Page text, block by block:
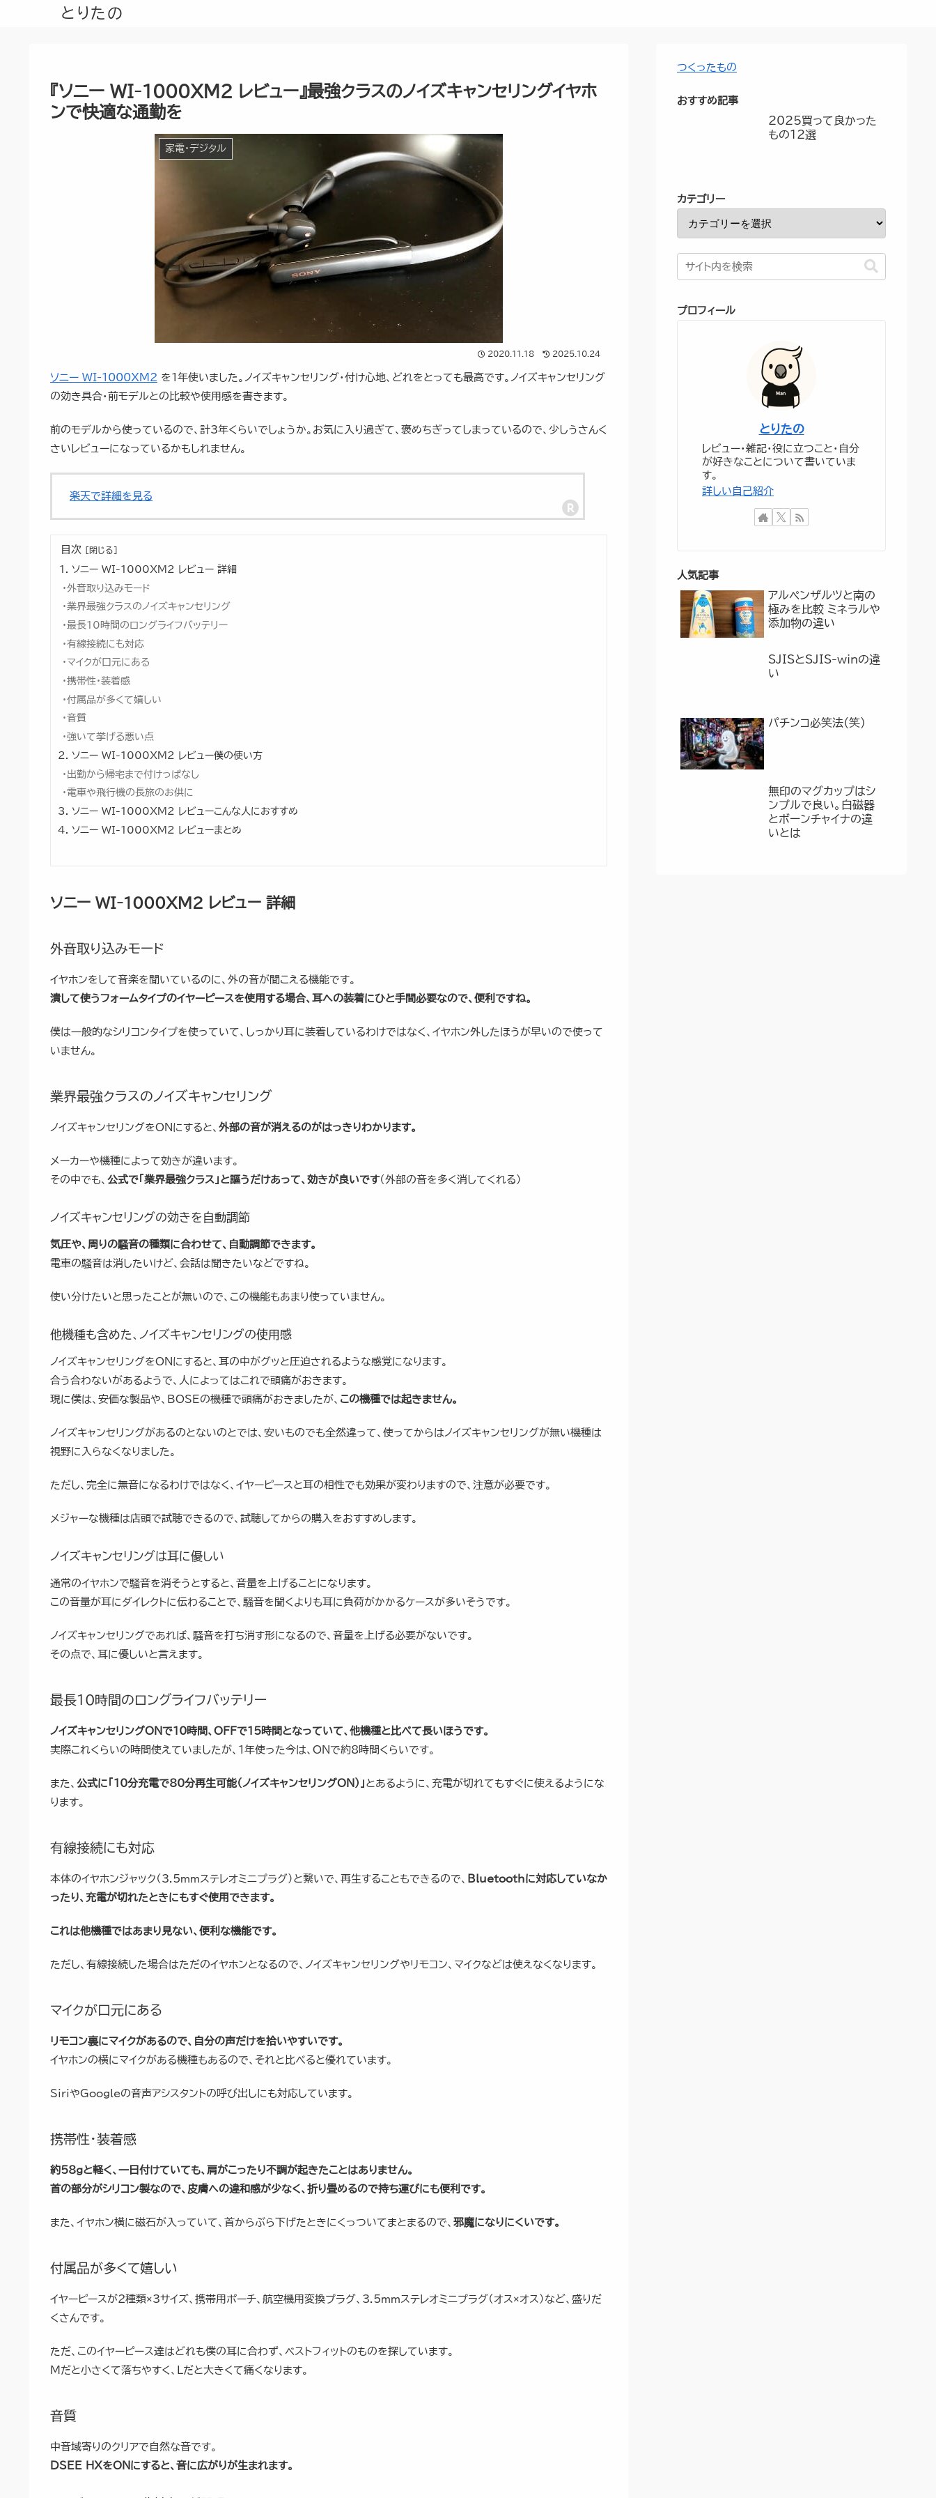
とりたの
『ソニー WI-1000XM2 レビュー』最強クラスのノイズキャンセリングイヤホ
ンで快適な通勤を
家電・デジタル
2020.11.18 2025.10.24
ソニー WI-1000XM2 を1年使いました。ノイズキャンセリング・付け心地、どれをとっても最高です。ノイズキャンセリング
の効き具合・前モデルとの比較や使用感を書きます。
前のモデルから使っているので、計3年くらいでしょうか。お気に入り過ぎて、褒めちぎってしまっているので、少しうさんく
さいレビューになっているかもしれません。
楽天で詳細を見る
目次
ソニー WI-1000XM2 レビュー 詳細
外音取り込みモード
業界最強クラスのノイズキャンセリング
最長10時間のロングライフバッテリー
有線接続にも対応
マイクが口元にある
携帯性・装着感
付属品が多くて嬉しい
音質
強いて挙げる悪い点
ソニー WI-1000XM2 レビュー僕の使い方
出勤から帰宅まで付けっぱなし
電車や飛行機の長旅のお供に
ソニー WI-1000XM2 レビューこんな人におすすめ
ソニー WI-1000XM2 レビューまとめ
ソニー WI-1000XM2 レビュー 詳細
外音取り込みモード
イヤホンをして音楽を聞いているのに、外の音が聞こえる機能です。
潰して使うフォームタイプのイヤーピースを使用する場合、耳への装着にひと手間必要なので、便利ですね。
僕は一般的なシリコンタイプを使っていて、しっかり耳に装着しているわけではなく、イヤホン外したほうが早いので使って
いません。
業界最強クラスのノイズキャンセリング
ノイズキャンセリングをONにすると、 外部の音が消えるのがはっきりわかります。
メーカーや機種によって効きが違います。
その中でも、 公式で「業界最強クラス」と謳うだけあって、効きが良いです（外部の音を多く消してくれる）
ノイズキャンセリングの効きを自動調節
気圧や、周りの騒音の種類に合わせて、自動調節できます。
電車の騒音は消したいけど、会話は聞きたいなどですね。
使い分けたいと思ったことが無いので、この機能もあまり使っていません。
他機種も含めた、ノイズキャンセリングの使用感
ノイズキャンセリングをONにすると、耳の中がグッと圧迫されるような感覚になります。
合う合わないがあるようで、人によってはこれで頭痛がおきます。
現に僕は、安価な製品や、BOSEの機種で頭痛がおきましたが、 この機種では起きません。
ノイズキャンセリングがあるのとないのとでは、安いものでも全然違って、使ってからはノイズキャンセリングが無い機種は
視野に入らなくなりました。
ただし、完全に無音になるわけではなく、イヤーピースと耳の相性でも効果が変わりますので、注意が必要です。
メジャーな機種は店頭で試聴できるので、試聴してからの購入をおすすめします。
ノイズキャンセリングは耳に優しい
通常のイヤホンで騒音を消そうとすると、音量を上げることになります。
この音量が耳にダイレクトに伝わることで、騒音を聞くよりも耳に負荷がかかるケースが多いそうです。
ノイズキャンセリングであれば、騒音を打ち消す形になるので、音量を上げる必要がないです。
その点で、耳に優しいと言えます。
最長10時間のロングライフバッテリー
ノイズキャンセリングONで10時間、OFFで15時間となっていて、他機種と比べて長いほうです。
実際これくらいの時間使えていましたが、1年使った今は、ONで約8時間くらいです。
また、 公式に「10分充電で80分再生可能（ノイズキャンセリングON）」 とあるように、充電が切れてもすぐに使えるようにな
ります。
有線接続にも対応
本体のイヤホンジャック（3.5mmステレオミニプラグ）と繋いで、再生することもできるので、 Bluetoothに対応していなか
ったり、充電が切れたときにもすぐ使用できます。
これは他機種ではあまり見ない、便利な機能です。
ただし、有線接続した場合はただのイヤホンとなるので、ノイズキャンセリングやリモコン、マイクなどは使えなくなります。
マイクが口元にある
リモコン裏にマイクがあるので、自分の声だけを拾いやすいです。
イヤホンの横にマイクがある機種もあるので、それと比べると優れています。
SiriやGoogleの音声アシスタントの呼び出しにも対応しています。
携帯性・装着感
約58gと軽く、一日付けていても、肩がこったり不調が起きたことはありません。
首の部分がシリコン製なので、皮膚への違和感が少なく、折り畳めるので持ち運びにも便利です。
また、イヤホン横に磁石が入っていて、首からぶら下げたときにくっついてまとまるので、 邪魔になりにくいです。
付属品が多くて嬉しい
イヤーピースが2種類×3サイズ、携帯用ポーチ、航空機用変換プラグ、3.5mmステレオミニプラグ（オス×オス）など、盛りだ
くさんです。
ただ、このイヤーピース達はどれも僕の耳に合わず、ベストフィットのものを探しています。
Mだと小さくて落ちやすく、Lだと大きくて痛くなります。
音質
中音域寄りのクリアで自然な音です。
DSEE HXをONにすると、音に広がりが生まれます。
つくったもの
おすすめ記事
2025買って良かった
もの12選
カテゴリー
プロフィール
とりたの
レビュー・雑記・役に立つこと・自分
が好きなことについて書いていま
す。
詳しい自己紹介
人気記事
アルペンザルツと南の
極みを比較 ミネラルや
添加物の違い
SJISとSJIS-winの違
い
パチンコ必笑法（笑）
無印のマグカップはシ
ンプルで良い。白磁器
とボーンチャイナの違
いとは